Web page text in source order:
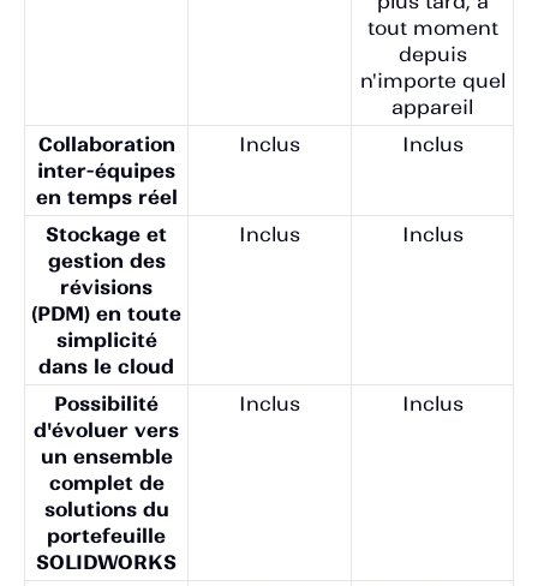
tout moment
depuis
n'importe quel
appareil
Collaboration
inter-équipes
en temps réel
Inclus Inclus
Stockage et
gestion des
révisions
(PDM) en toute
simplicité
dans le cloud
Inclus Inclus
Possibilité
d'évoluer vers
un ensemble
complet de
solutions du
portefeuille
SOLIDWORKS
Inclus Inclus